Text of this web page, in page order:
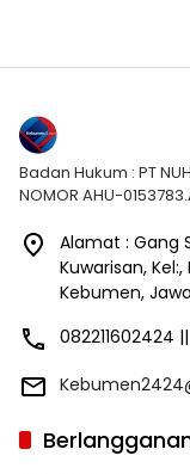
Badan Hukum : PT
NOMOR AHU-
Alamat : Gang
Kuwarisan,
Kebumen,
082211602424